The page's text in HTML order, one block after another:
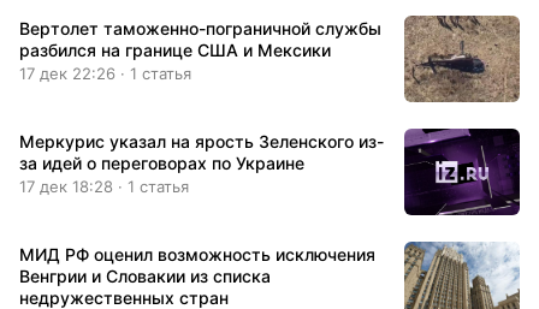
Вертолет таможенно-пограничной службы
разбился на границе США и Мексики
17 дек 22:26 · 1 статья
Меркурис указал на ярость Зеленского из-
за идей о переговорах по Украине
17 дек 18:28 · 1 статья
МИД РФ оценил возможность исключения
Венгрии и Словакии из списка
недружественных стран